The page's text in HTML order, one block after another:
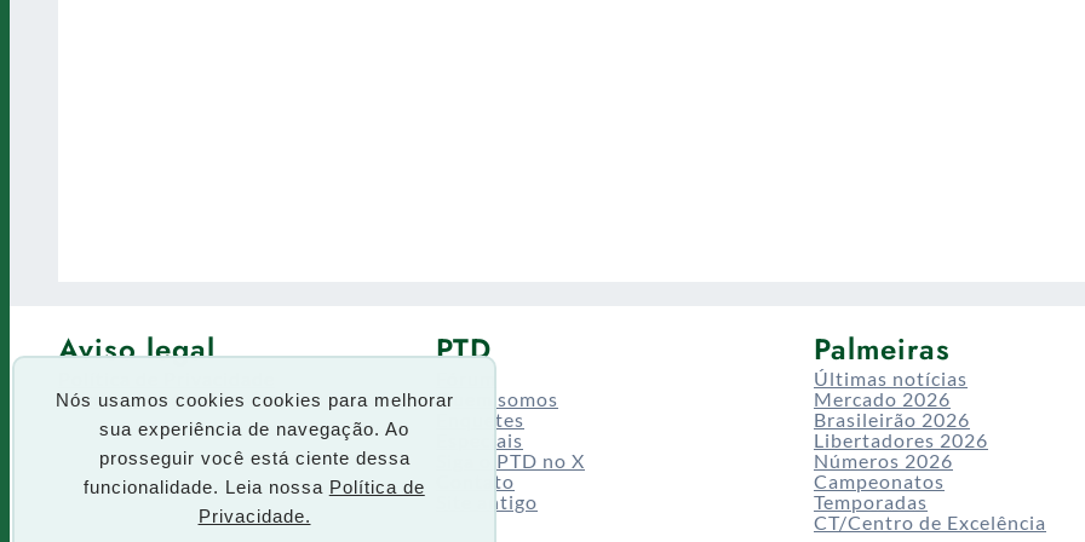
Nós usamos cookies cookies para melhorar
sua experiência de navegação. Ao
prosseguir você está ciente dessa
funcionalidade. Leia nossa Política de
Privacidade.
Aviso legal
Termos de uso
PTD
Quem somos
Enquetes
Especiais
Siga o PTD no X
Contato
Site antigo
Palmeiras
Últimas notícias
Mercado 2026
Brasileirão 2026
Libertadores 2026
Números 2026
Campeonatos
Temporadas
CT/Centro de Excelência